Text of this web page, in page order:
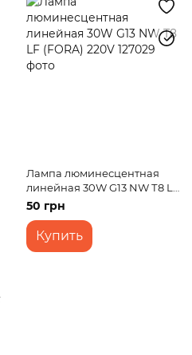
Лампа люминесцентная
линейная 30W G13 NW Т8 LF
(FORA) 220V
50 грн
Купить